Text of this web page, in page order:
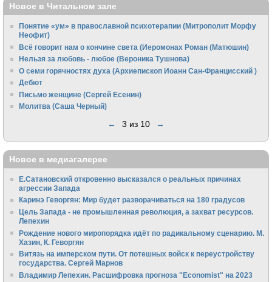
Новое в Читальном зале
Понятие «ум» в православной психотерапии (Митрополит Морфу
Неофит)
Всё говорит нам о кончине света (Иеромонах Роман (Матюшин)
Нельзя за любовь - любое (Вероника Тушнова)
О семи горячностях духа (Архиепископ Иоанн Сан-Францисский )
Дебют
Письмо женщине (Сергей Есенин)
Молитва (Саша Черный)
← 3 из 10 →
Новое в медиагалерее
Е.Сатановский откровенно высказался о реальных причинах
агрессии Запада
Каринэ Геворгян: Мир будет разворачиваться на 180 градусов
Цель Запада - не промышленная революция, а захват ресурсов.
Лепехин
Рождение нового миропорядка идёт по радикальному сценарию. М.
Хазин, К. Геворгян
Витязь на имперском пути. От потешных войск к переустройству
государства. Сергей Марнов
Владимир Лепехин. Расшифровка прогноза "Economist" на 2023